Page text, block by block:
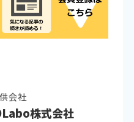
会社
株式会社